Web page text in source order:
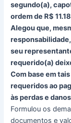
segundo(a),
ordem de R$
Alegou que,
seu
requerido(a)
Com base em
requeridos ao
às perdas e
Formulou os
documentos e